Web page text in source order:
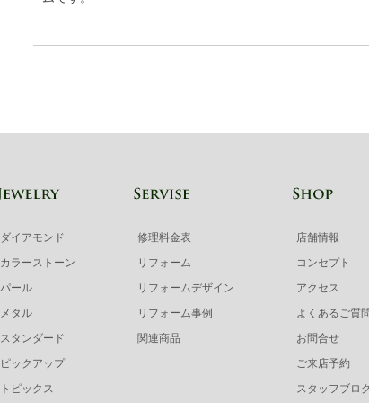
ダイアモンド
カラーストーン
パール
メタル
スタンダード
ピックアップ
トピックス
修理料金表
リフォーム
リフォームデザイン
リフォーム事例
関連商品
店舗情報
コンセプト
アクセス
よくあるご質
お問合せ
ご来店予約
スタッフブロ